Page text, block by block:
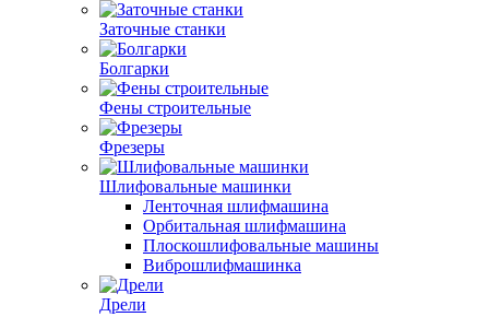
Заточные станки
Болгарки
Фены строительные
Фрезеры
Шлифовальные машинки
Ленточная шлифмашина
Орбитальная шлифмашина
Плоскошлифовальные машины
Виброшлифмашинка
Дрели